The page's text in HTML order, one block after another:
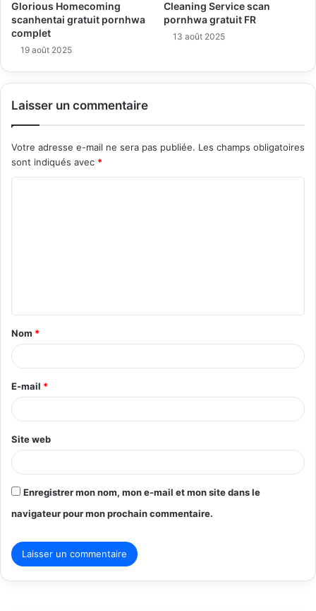
Glorious Homecoming
scanhentai gratuit pornhwa
complet
19 août 2025
Cleaning Service scan
pornhwa gratuit FR
13 août 2025
Laisser un commentaire
Votre adresse e-mail ne sera pas publiée. Les champs obligatoires
sont indiqués avec *
t
a
i
e
*
Nom *
E-mail *
Site web
Enregistrer mon nom, mon e-mail et mon site dans le
navigateur pour mon prochain commentaire.